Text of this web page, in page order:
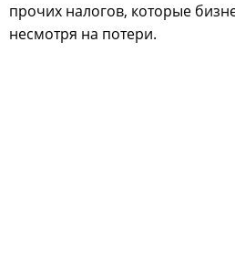
прочих налогов, которые
несмотря на потери.